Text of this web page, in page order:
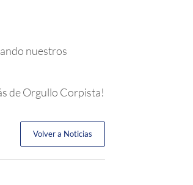
nuestros
de Orgullo Corpista!
Volver a Noticias